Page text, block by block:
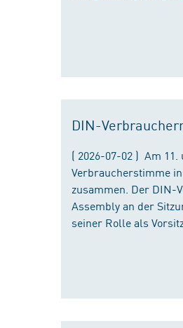
DIN-
( 2026-07-02 ) Am
Verbraucherstimme
zusammen. Der DIN-
Assembly an der
seiner Rolle als